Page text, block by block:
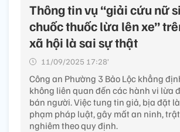
Thông tin vụ “giải cứu nữ
chuốc thuốc lừa lên xe”
xã hội là sai sự thật
11/09/2025 17:28’
Công an Phường 3 Bảo Lộc khẳng
không liên quan đến các hành vi lừa
bán người. Việc tung tin giả, bịa đặt
phạm pháp luật, gây mất an ninh,
nghiêm theo quy định.